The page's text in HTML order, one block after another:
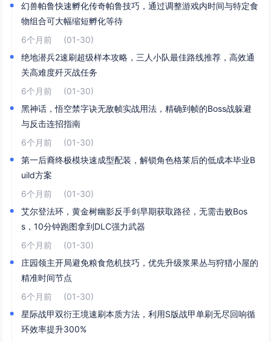
幻兽帕鲁快速孵化传奇帕鲁技巧，通过调整游戏内时间与特定食
物组合可大幅缩短孵化等待
6个月前
(01-30)
绝地潜兵2速刷超级样本攻略，三人小队最佳路线推荐，高效通
关高难度歼灭战任务
6个月前
(01-30)
黑神话，悟空禁字诀无敌帧实战用法，精确到帧的Boss战躲避
与反击连招指南
6个月前
(01-30)
第一后裔终极模块速成型配装，解锁角色格莱后的低成本毕业B
uild方案
6个月前
(01-30)
艾尔登法环，黄金树幽影反手剑早期获取路径，无需击败Bos
s，10分钟跑图拿到DLC强力武器
6个月前
(01-30)
庄园领主开局避免粮食危机技巧，优先升级浆果丛与狩猎小屋的
精准时间节点
6个月前
(01-30)
星际战甲双衍王境速刷本质方法，利用S版战甲单刷无尽回响循
环效率提升300%